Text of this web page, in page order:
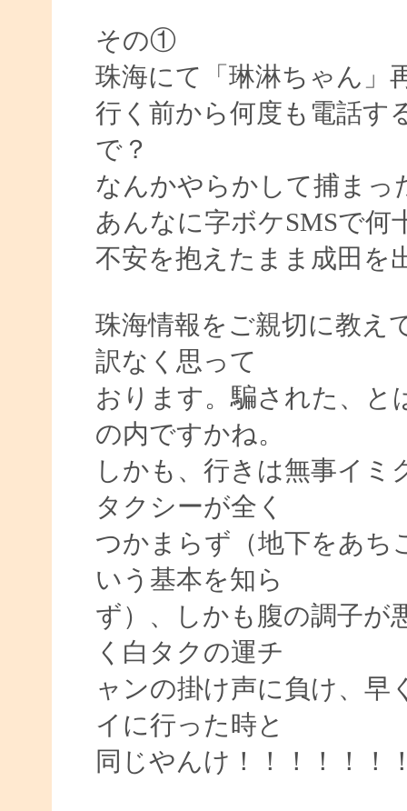
その①
珠海にて「琳淋ちゃん」
行く前から何度も電話す
で？
なんかやらかして捕まっ
あんなに字ボケSMSで何
不安を抱えたまま成田を
珠海情報をご親切に教え
訳なく思って
おります。騙された、と
の内ですかね。
しかも、行きは無事イ
タクシーが全く
つかまらず（地下をあち
いう基本を知ら
ず）、しかも腹の調子が
く白タクの運チ
ャンの掛け声に負け、早
イに行った時と
同じやんけ！！！！！！